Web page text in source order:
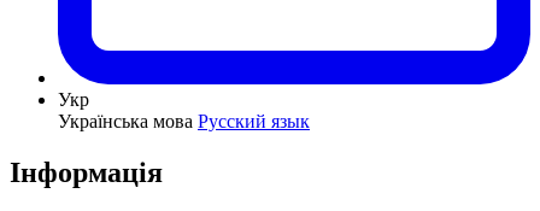
Укр
Українська мова Русский язык
Інформація